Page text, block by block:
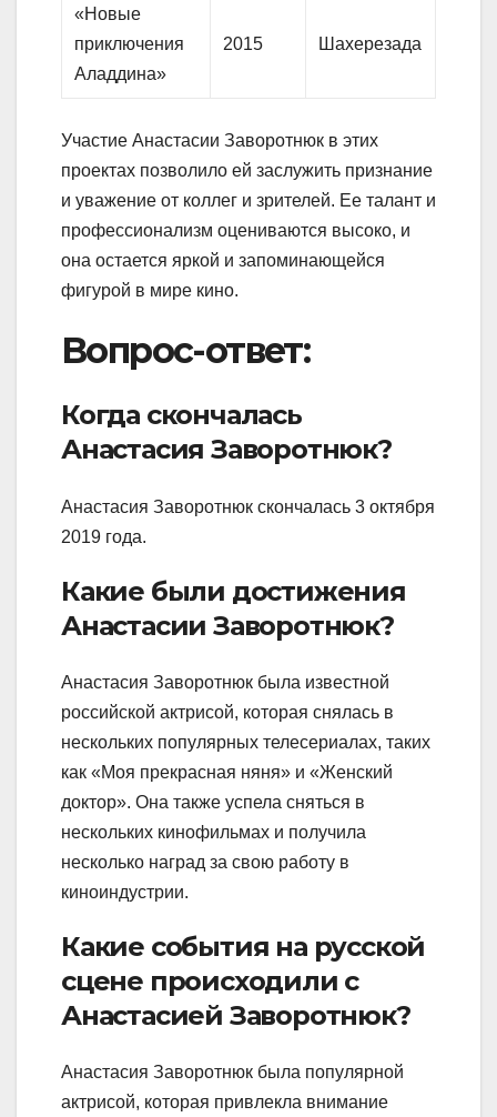
«Новые
приключения
Аладдина»
2015 Шахерезада
Участие Анастасии Заворотнюк в этих
проектах позволило ей заслужить признание
и уважение от коллег и зрителей. Ее талант и
профессионализм оцениваются высоко, и
она остается яркой и запоминающейся
фигурой в мире кино.
Вопрос-ответ:
Когда скончалась
Анастасия Заворотнюк?
Анастасия Заворотнюк скончалась 3 октября
2019 года.
Какие были достижения
Анастасии Заворотнюк?
Анастасия Заворотнюк была известной
российской актрисой, которая снялась в
нескольких популярных телесериалах, таких
как «Моя прекрасная няня» и «Женский
доктор». Она также успела сняться в
нескольких кинофильмах и получила
несколько наград за свою работу в
киноиндустрии.
Какие события на русской
сцене происходили с
Анастасией Заворотнюк?
Анастасия Заворотнюк была популярной
актрисой, которая привлекла внимание